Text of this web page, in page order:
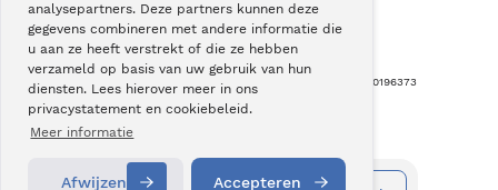
analysepartners. Deze partners kunnen deze
gegevens combineren met andere informatie die
u aan ze heeft verstrekt of die ze hebben
verzameld op basis van uw gebruik van hun
diensten. Lees hierover meer in ons
privacystatement en cookiebeleid.
Meer informatie
Afwijzen Accepteren
Copyright © Bergman Clinics 2026 KVK nummer: 30196373